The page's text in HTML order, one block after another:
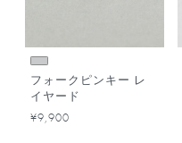
フォークピンキー レ
イヤード
¥9,900